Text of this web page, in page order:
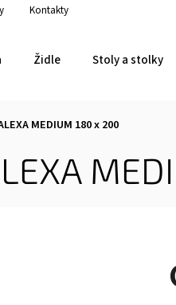
Kontakty
Židle Stoly a stolky
MEDIUM 180 x 200